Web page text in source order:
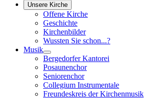
Unsere Kirche
Offene Kirche
Geschichte
Kirchenbilder
Wussten Sie schon...?
Musik
Bergedorfer Kantorei
Posaunenchor
Seniorenchor
Collegium Instrumentale
Freundeskreis der Kirchenmusik